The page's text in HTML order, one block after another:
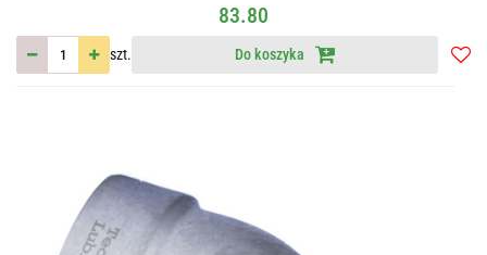
83.80
szt. Do koszyka